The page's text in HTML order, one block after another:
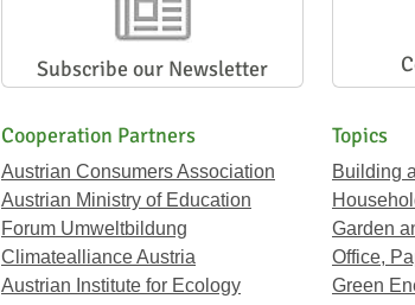
Subscribe our Newsletter
Cooperation Partners
Austrian Consumers Association
Austrian Ministry of Education
Forum Umweltbildung
Climatealliance Austria
Austrian Institute for Ecology
Topics
Building
Garden
Office,
Green